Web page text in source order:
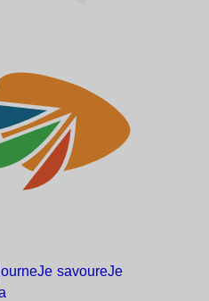
Je savoureJe